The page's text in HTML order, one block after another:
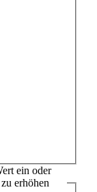
ein oder
erhöhen